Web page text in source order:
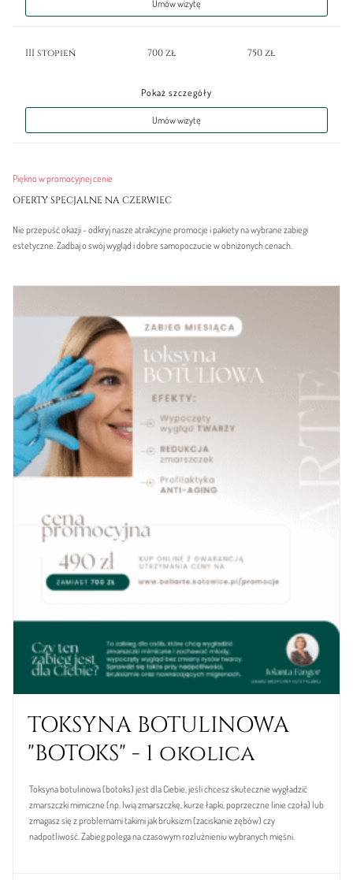
Umów wizytę
III stopień 700 zł 750 zł
Pokaż szczegóły
Umów wizytę
Piękno w promocyjnej cenie
OFERTY SPECJALNE NA CZERWIEC
Nie przepuść okazji - odkryj nasze atrakcyjne promocje i pakiety na wybrane zabiegi
estetyczne. Zadbaj o swój wygląd i dobre samopoczucie w obniżonych cenach.
TOKSYNA BOTULINOWA
"BOTOKS" - 1 okolica
Toksyna botulinowa (botoks) jest dla Ciebie, jeśli chcesz skutecznie wygładzić
zmarszczki mimiczne (np. lwią zmarszczkę, kurze łapki, poprzeczne linie czoła) lub
zmagasz się z problemami takimi jak bruksizm (zaciskanie zębów) czy
nadpotliwość. Zabieg polega na czasowym rozluźnieniu wybranych mięśni.